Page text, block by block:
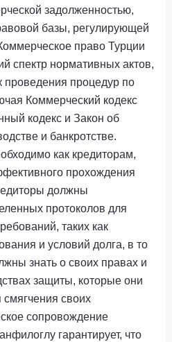
задолженностью,
базы, регулирующей
право Турции
спектр нормативных актов,
процедур по
Коммерческий кодекс
кодекс и Закон об
и банкротстве.
как кредиторам,
прохождения
должны
протоколов для
таких как
и условий долга, в то
знать о своих правах и
защиты, которые они
смягчения своих
сопровождение
гарантирует, что